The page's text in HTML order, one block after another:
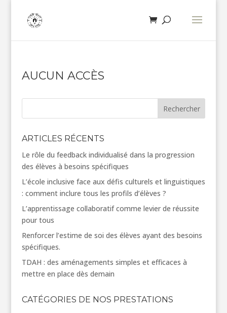
AUCUN ACCÈS
Rechercher
ARTICLES RÉCENTS
Le rôle du feedback individualisé dans la progression
des élèves à besoins spécifiques
L’école inclusive face aux défis culturels et linguistiques
: comment inclure tous les profils d’élèves ?
L’apprentissage collaboratif comme levier de réussite
pour tous
Renforcer l’estime de soi des élèves ayant des besoins
spécifiques.
TDAH : des aménagements simples et efficaces à
mettre en place dès demain
CATÉGORIES DE NOS PRESTATIONS